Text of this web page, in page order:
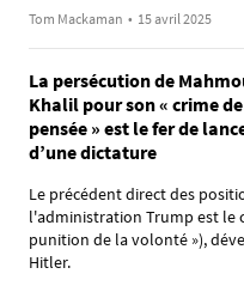
Tom Mackaman • 15 avril 2025
La persécution de
Khalil pour son « crime de
pensée » est le fer de
d’une dictature
Le précédent direct des
l'administration Trump est le
punition de la volonté »),
Hitler.